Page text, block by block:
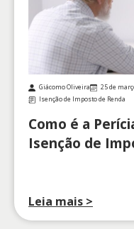
Giácomo Oliveira
25 de
Isenção de Imposto de Renda
Como é a
Isenção de
Leia mais >